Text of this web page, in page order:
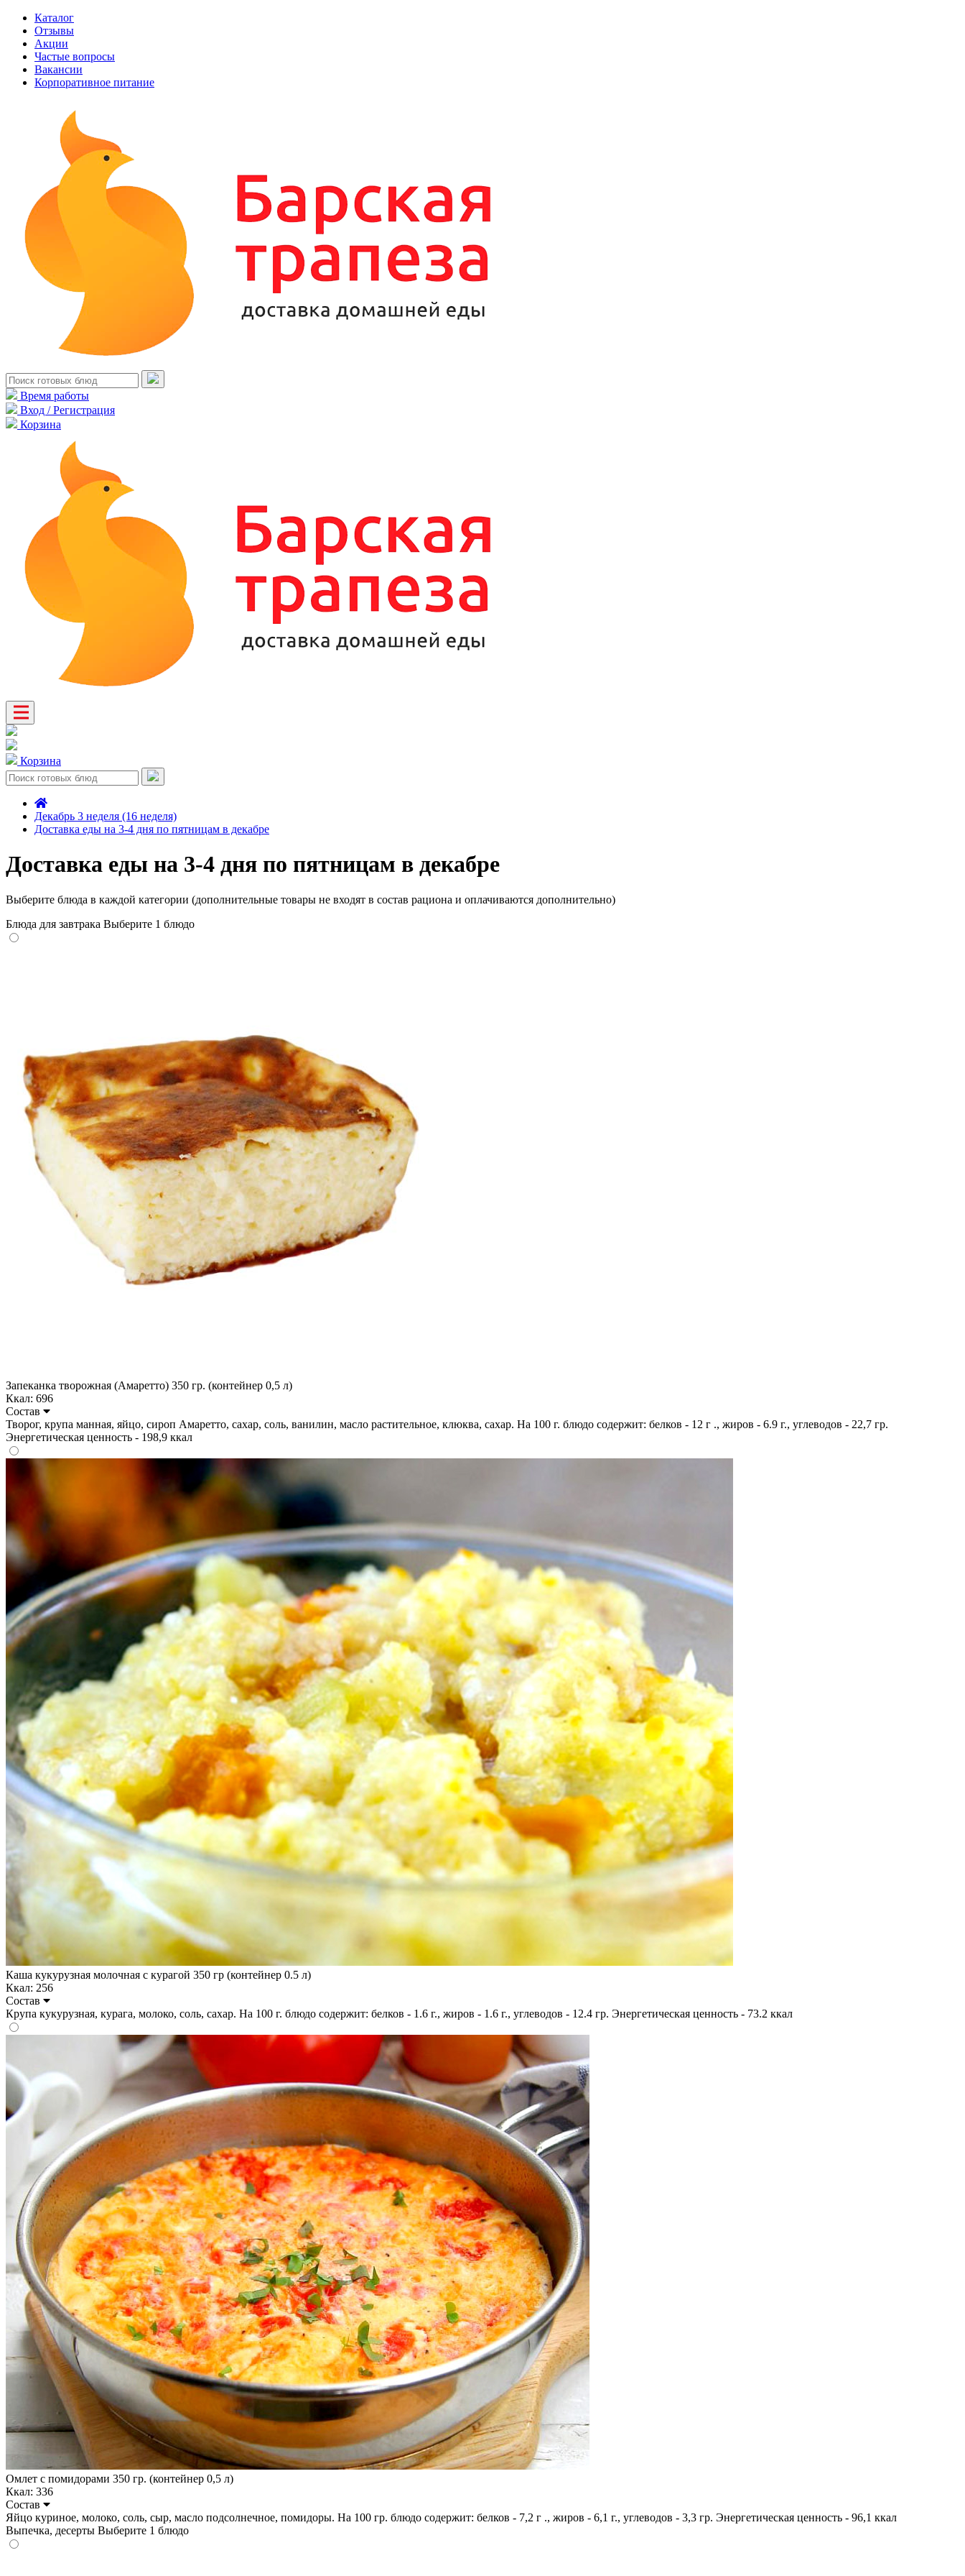
Каталог
Отзывы
Акции
Частые вопросы
Вакансии
Корпоративное питание
Время работы
Вход / Регистрация
Корзина
Корзина
Декабрь 3 неделя (16 неделя)
Доставка еды на 3-4 дня по пятницам в декабре
Доставка еды на 3-4 дня по пятницам в декабре
Выберите блюда в каждой категории (дополнительные товары не входят в состав рациона и оплачиваются дополнительно)
Блюда для завтрака Выберите 1 блюдо
Запеканка творожная (Амаретто) 350 гр. (контейнер 0,5 л)
Ккал: 696
Состав
Творог, крупа манная, яйцо, сироп Амаретто, сахар, соль, ванилин, масло растительное, клюква, сахар. На 100 г. блюдо содержит: белков - 12 г ., жиров - 6.9 г., углеводов - 22,7 гр.
Энергетическая ценность - 198,9 ккал
Каша кукурузная молочная с курагой 350 гр (контейнер 0.5 л)
Ккал: 256
Состав
Крупа кукурузная, курага, молоко, соль, сахар. На 100 г. блюдо содержит: белков - 1.6 г., жиров - 1.6 г., углеводов - 12.4 гр. Энергетическая ценность - 73.2 ккал
Омлет с помидорами 350 гр. (контейнер 0,5 л)
Ккал: 336
Состав
Яйцо куриное, молоко, соль, сыр, масло подсолнечное, помидоры. На 100 гр. блюдо содержит: белков - 7,2 г ., жиров - 6,1 г., углеводов - 3,3 гр. Энергетическая ценность - 96,1 ккал
Выпечка, десерты Выберите 1 блюдо